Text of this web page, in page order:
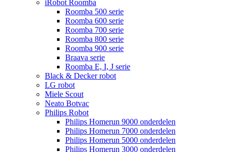
iRobot Roomba
Roomba 500 serie
Roomba 600 serie
Roomba 700 serie
Roomba 800 serie
Roomba 900 serie
Braava serie
Roomba E, I, J serie
Black & Decker robot
LG robot
Miele Scout
Neato Botvac
Philips Robot
Philips Homerun 9000 onderdelen
Philips Homerun 7000 onderdelen
Philips Homerun 5000 onderdelen
Philips Homerun 3000 onderdelen